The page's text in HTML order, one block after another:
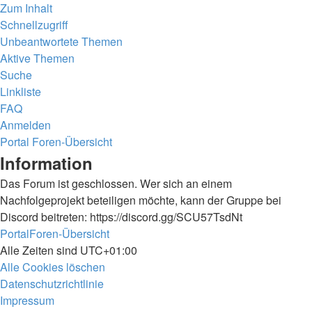
Zum Inhalt
Schnellzugriff
Unbeantwortete Themen
Aktive Themen
Suche
Linkliste
FAQ
Anmelden
Portal Foren-Übersicht
Suche
Information
Das Forum ist geschlossen. Wer sich an einem
Nachfolgeprojekt beteiligen möchte, kann der Gruppe bei
Discord beitreten: https://discord.gg/SCU57TsdNt
PortalForen-Übersicht
Alle Zeiten sind UTC+01:00
Alle Cookies löschen
Datenschutzrichtlinie
Impressum